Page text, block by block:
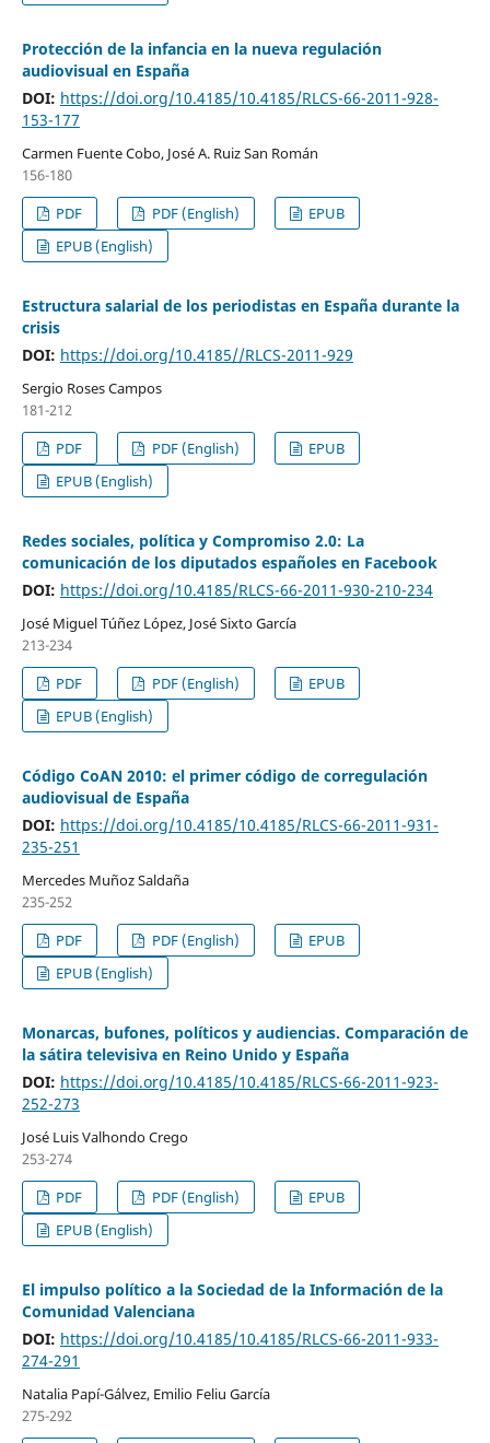
Protección de la infancia en la nueva regulación
audiovisual en España
DOI: https://doi.org/10.4185/10.4185/RLCS-66-2011-928-
153-177
Carmen Fuente Cobo, José A. Ruiz San Román
156-180
PDF
PDF (English)
EPUB
EPUB (English)
Estructura salarial de los periodistas en España durante la
crisis
DOI: https://doi.org/10.4185//RLCS-2011-929
Sergio Roses Campos
181-212
PDF
PDF (English)
EPUB
EPUB (English)
Redes sociales, política y Compromiso 2.0: La
comunicación de los diputados españoles en Facebook
DOI: https://doi.org/10.4185/RLCS-66-2011-930-210-234
José Miguel Túñez López, José Sixto García
213-234
PDF
PDF (English)
EPUB
EPUB (English)
Código CoAN 2010: el primer código de corregulación
audiovisual de España
DOI: https://doi.org/10.4185/10.4185/RLCS-66-2011-931-
235-251
Mercedes Muñoz Saldaña
235-252
PDF
PDF (English)
EPUB
EPUB (English)
Monarcas, bufones, políticos y audiencias. Comparación de
la sátira televisiva en Reino Unido y España
DOI: https://doi.org/10.4185/10.4185/RLCS-66-2011-923-
252-273
José Luis Valhondo Crego
253-274
PDF
PDF (English)
EPUB
EPUB (English)
El impulso político a la Sociedad de la Información de la
Comunidad Valenciana
DOI: https://doi.org/10.4185/10.4185/RLCS-66-2011-933-
274-291
Natalia Papí-Gálvez, Emilio Feliu García
275-292